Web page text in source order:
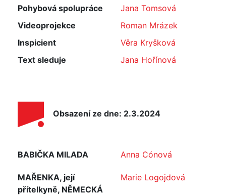
Pohybová spolupráce
Jana Tomsová
Videoprojekce
Roman Mrázek
Inspicient
Věra Kryšková
Text sleduje
Jana Hořínová
Obsazení ze dne: 2.3.2024
BABIČKA MILADA Anna Cónová
MAŘENKA, její
přítelkyně, NĚMECKÁ
Marie Logojdová